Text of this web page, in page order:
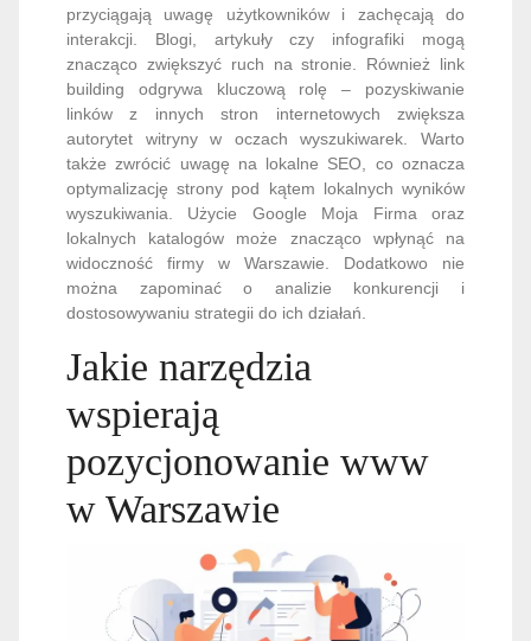
przyciągają uwagę użytkowników i zachęcają do
interakcji. Blogi, artykuły czy infografiki mogą
znacząco zwiększyć ruch na stronie. Również link
building odgrywa kluczową rolę – pozyskiwanie
linków z innych stron internetowych zwiększa
autorytet witryny w oczach wyszukiwarek. Warto
także zwrócić uwagę na lokalne SEO, co oznacza
optymalizację strony pod kątem lokalnych wyników
wyszukiwania. Użycie Google Moja Firma oraz
lokalnych katalogów może znacząco wpłynąć na
widoczność firmy w Warszawie. Dodatkowo nie
można zapominać o analizie konkurencji i
dostosowywaniu strategii do ich działań.
Jakie narzędzia
wspierają
pozycjonowanie www
w Warszawie